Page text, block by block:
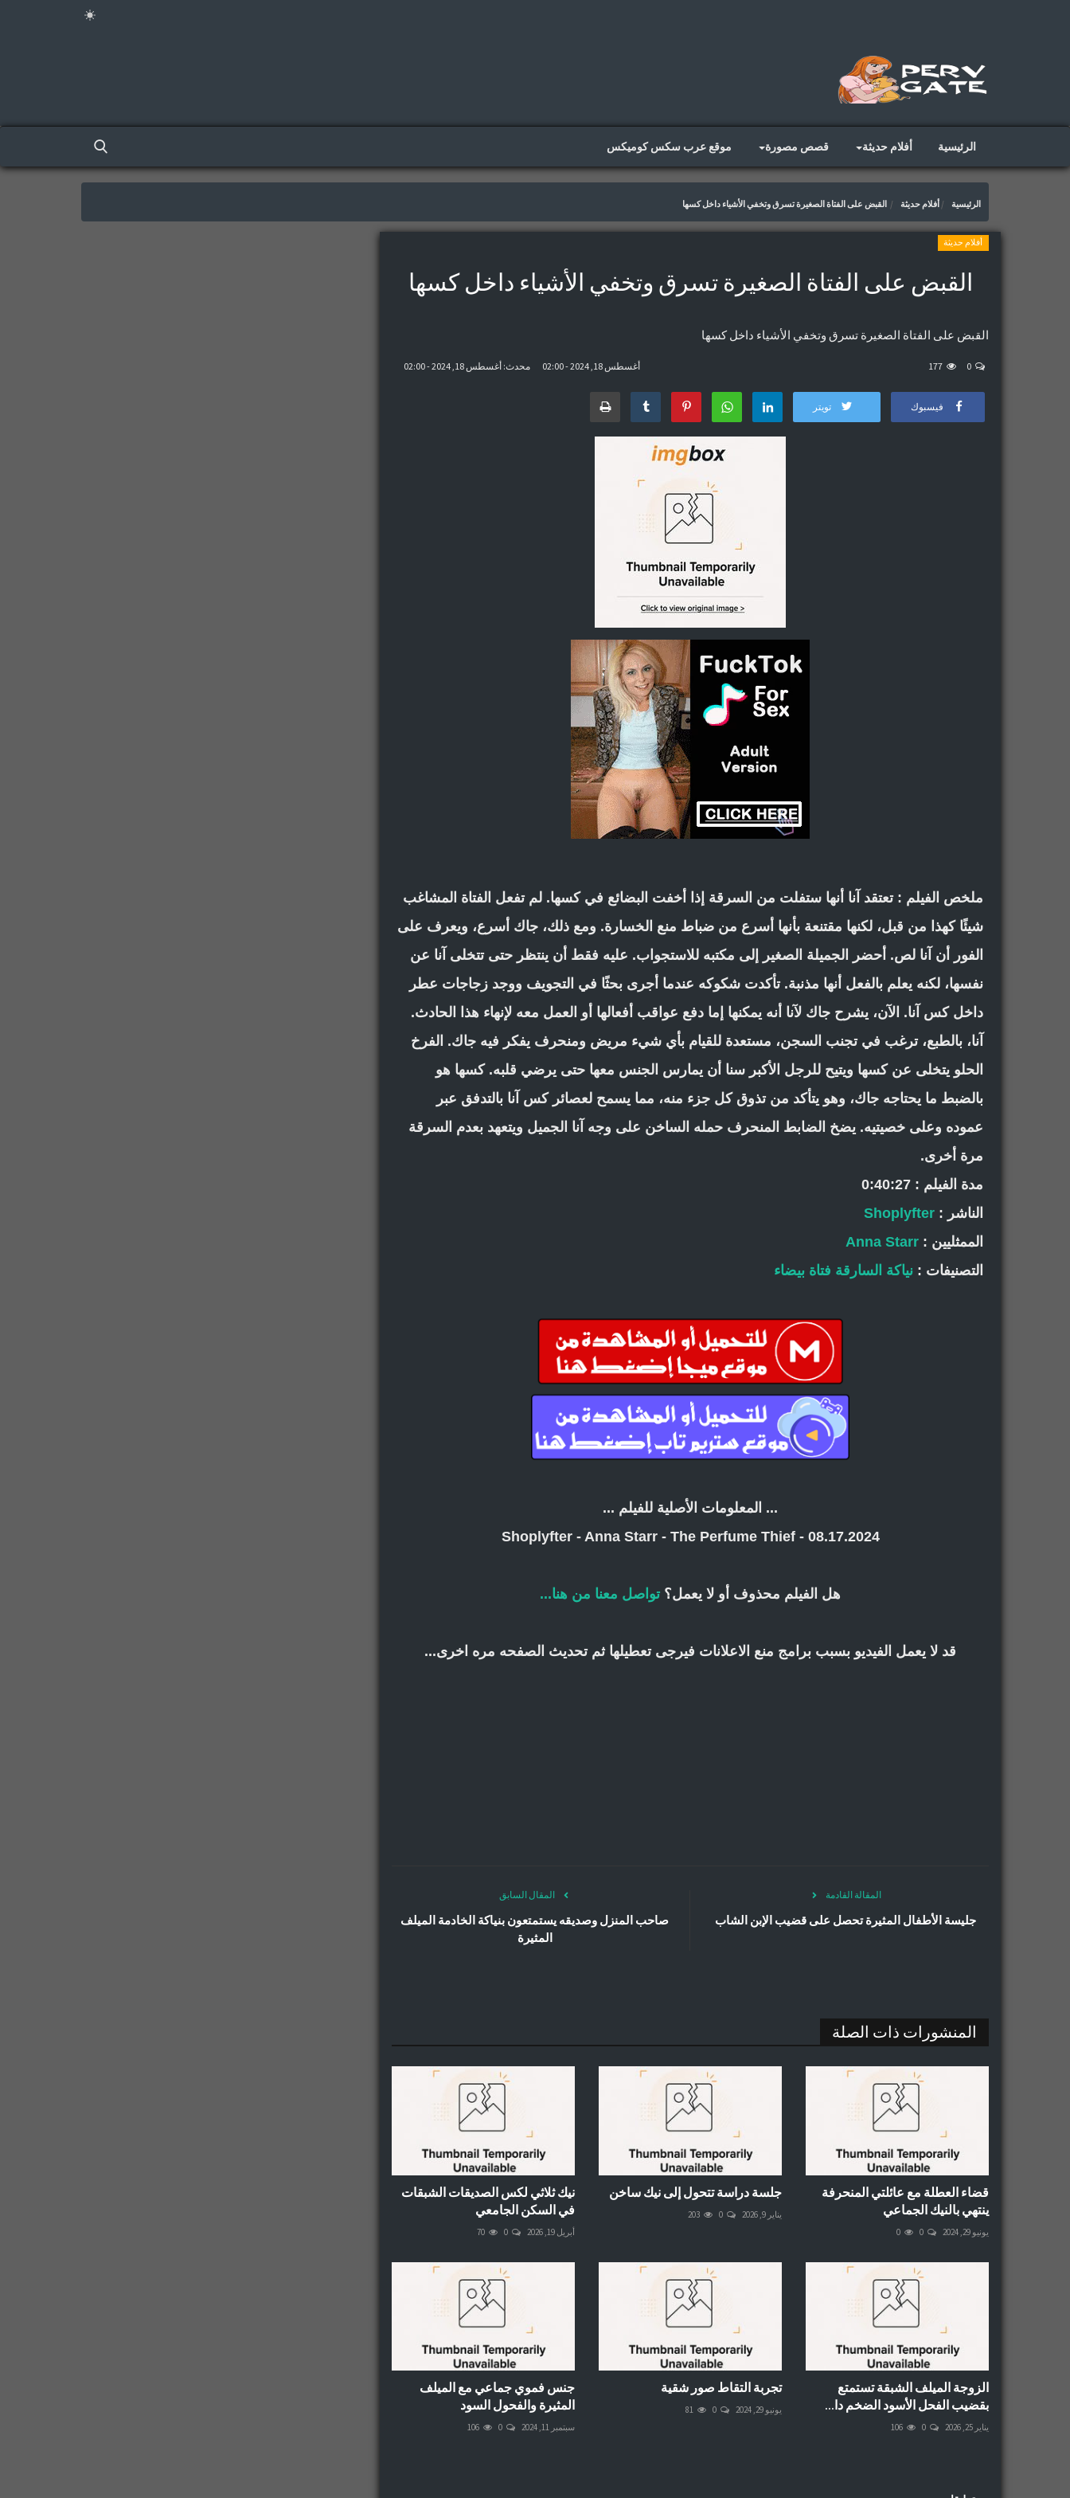
الرئيسية أفلام حديثة قصص مصورة موقع عرب سكس كوميكس
الرئيسية أفلام حديثة القبض على الفتاة الصغيرة تسرق وتخفي الأشياء داخل كسها
أفلام حديثة
القبض على الفتاة الصغيرة تسرق وتخفي الأشياء داخل كسها
القبض على الفتاة الصغيرة تسرق وتخفي الأشياء داخل كسها
أغسطس 18, 2024 - 02:00 محدث: أغسطس 18, 2024 - 02:00 0
177
فيسبوك تويتر
ملخص الفيلم : تعتقد آنا أنها ستفلت من السرقة إذا أخفت البضائع في كسها. لم تفعل الفتاة المشاغب
شيئًا كهذا من قبل، لكنها مقتنعة بأنها أسرع من ضباط منع الخسارة. ومع ذلك، جاك أسرع، ويعرف على
الفور أن آنا لص. أحضر الجميلة الصغير إلى مكتبه للاستجواب. عليه فقط أن ينتظر حتى تتخلى آنا عن
نفسها، لكنه يعلم بالفعل أنها مذنبة. تأكدت شكوكه عندما أجرى بحثًا في التجويف ووجد زجاجات عطر
داخل كس آنا. الآن، يشرح جاك لآنا أنه يمكنها إما دفع عواقب أفعالها أو العمل معه لإنهاء هذا الحادث.
آنا، بالطبع، ترغب في تجنب السجن، مستعدة للقيام بأي شيء مريض ومنحرف يفكر فيه جاك. الفرخ
الحلو يتخلى عن كسها ويتيح للرجل الأكبر سنا أن يمارس الجنس معها حتى يرضي قلبه. كسها هو
بالضبط ما يحتاجه جاك، وهو يتأكد من تذوق كل جزء منه، مما يسمح لعصائر كس آنا بالتدفق عبر
عموده وعلى خصيتيه. يضخ الضابط المنحرف حمله الساخن على وجه آنا الجميل ويتعهد بعدم السرقة
مرة أخرى.
مدة الفيلم : 0:40:27
الناشر : Shoplyfter
الممثليين : Anna Starr
التصنيفات : نياكة السارقة فتاة بيضاء
... المعلومات الأصلية للفيلم ...
Shoplyfter - Anna Starr - The Perfume Thief - 08.17.2024
هل الفيلم محذوف أو لا يعمل؟ تواصل معنا من هنا...
قد لا يعمل الفيديو بسبب برامج منع الاعلانات فيرجى تعطيلها ثم تحديث الصفحه مره اخرى...
المقال السابق
صاحب المنزل وصديقه يستمتعون بنياكة الخادمة الميلف
المثيرة
المقالة القادمة
جليسة الأطفال المثيرة تحصل على قضيب الإبن الشاب
المنشورات ذات الصلة
قضاء العطلة مع عائلتي المنحرفة
ينتهي بالنيك الجماعي
يونيو 29, 2024 0
0
جلسة دراسة تتحول إلى نيك ساخن
يناير 9, 2026 0
203
نيك ثلاثي لكس الصديقات الشبقات
في السكن الجامعي
أبريل 19, 2026 0
70
الزوجة الميلف الشبقة تستمتع
بقضيب الفحل الأسود الضخم دا...
يناير 25, 2026 0
106
تجربة التقاط صور شقية
يونيو 29, 2024 0
81
جنس فموي جماعي مع الميلف
المثيرة والفحول السود
سبتمبر 11, 2024 0
106